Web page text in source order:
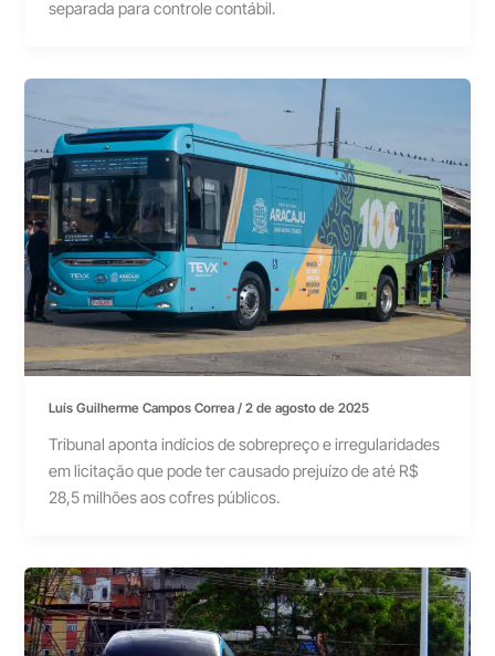
separada para controle contábil.
Luís Guilherme Campos Correa/2 de agosto de 2025
Tribunal aponta indícios de sobrepreço e irregularidades
em licitação que pode ter causado prejuízo de até R$
28,5 milhões aos cofres públicos.